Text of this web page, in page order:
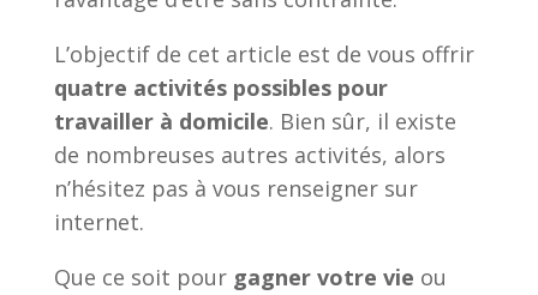
L’objectif de cet article est de vous offrir
quatre activités possibles pour
travailler à domicile. Bien sûr, il existe
de nombreuses autres activités, alors
n’hésitez pas à vous renseigner sur
internet.
Que ce soit pour gagner votre vie ou